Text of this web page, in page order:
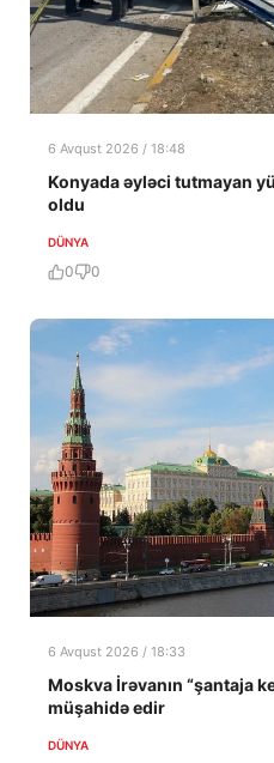
6 Avqust 2026 / 18:48
Konyada əyləci tutmayan
oldu
DÜNYA
0 0
6 Avqust 2026 / 18:33
Moskva İrəvanın “şantaja
müşahidə edir
DÜNYA